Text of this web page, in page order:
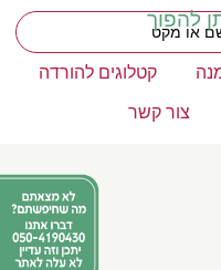
להפוך
קטלוגים להורדה
צור קשר